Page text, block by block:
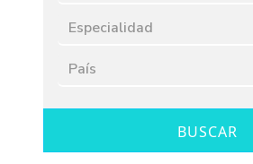
BUSCAR